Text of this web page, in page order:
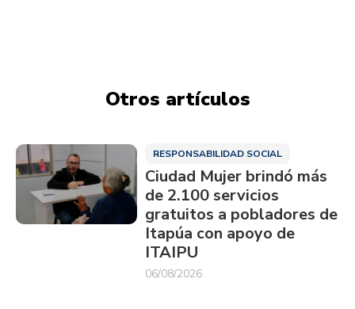
Otros artículos
RESPONSABILIDAD SOCIAL
Ciudad Mujer brindó más
de 2.100 servicios
gratuitos a pobladores de
Itapúa con apoyo de
ITAIPU
06/08/2026